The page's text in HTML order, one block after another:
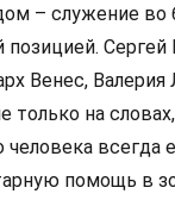
– служение
Венес,
только на
всегда
помощь в